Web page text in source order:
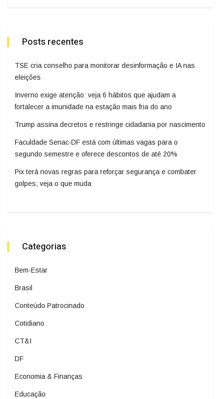
Posts recentes
TSE cria conselho para monitorar desinformação e IA nas
eleições
Inverno exige atenção: veja 6 hábitos que ajudam a
fortalecer a imunidade na estação mais fria do ano
Trump assina decretos e restringe cidadania por nascimento
Faculdade Senac-DF está com últimas vagas para o
segundo semestre e oferece descontos de até 20%
Pix terá novas regras para reforçar segurança e combater
golpes; veja o que muda
Categorias
Bem-Estar
Brasil
Conteúdo Patrocinado
Cotidiano
CT&I
DF
Economia & Finanças
Educação